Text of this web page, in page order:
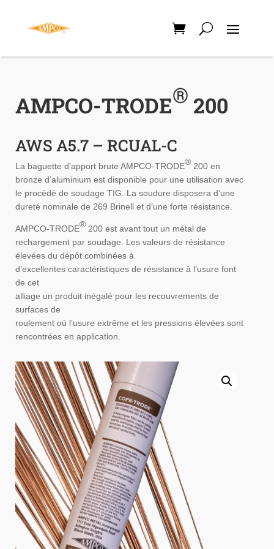
AMPCO-TRODE® 200
AWS A5.7 – RCUAL-C
La baguette d’apport brute AMPCO-TRODE®200 en
bronze d’aluminium est disponible pour une utilisation avec
le procédé de soudage TIG. La soudure disposera d’une
dureté nominale de 269 Brinell et d’une forte résistance.
AMPCO-TRODE®200 est avant tout un métal de
rechargement par soudage. Les valeurs de résistance
élevées du dépôt combinées à
d’excellentes caractéristiques de résistance à l’usure font
de cet
alliage un produit inégalé pour les recouvrements de
surfaces de
roulement où l’usure extrême et les pressions élevées sont
rencontrées en application.